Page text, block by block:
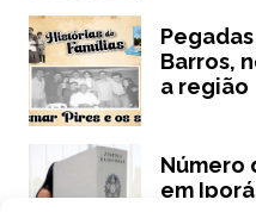
Barros,
a região
Número
em